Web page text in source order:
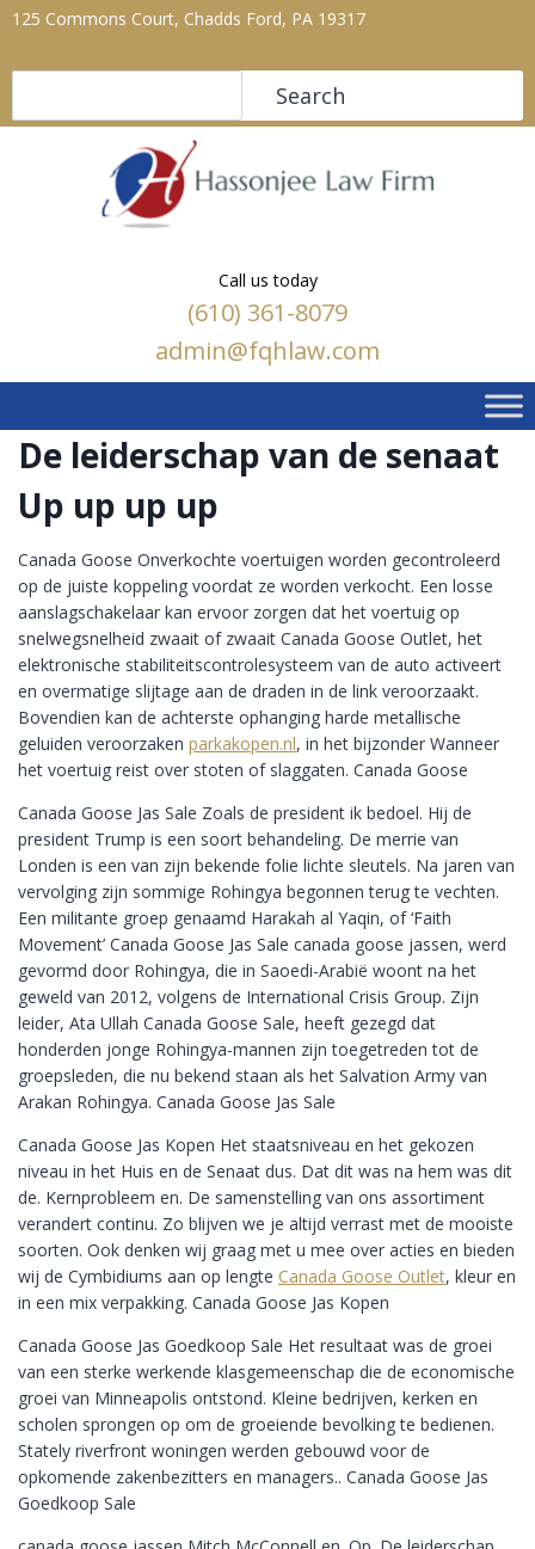
125 Commons Court, Chadds Ford, PA 19317
Search
Call us today
(610) 361-8079
admin@fqhlaw.com
De leiderschap van de senaat
Up up up up
Canada Goose Onverkochte voertuigen worden gecontroleerd
op de juiste koppeling voordat ze worden verkocht. Een losse
aanslagschakelaar kan ervoor zorgen dat het voertuig op
snelwegsnelheid zwaait of zwaait Canada Goose Outlet, het
elektronische stabiliteitscontrolesysteem van de auto activeert
en overmatige slijtage aan de draden in de link veroorzaakt.
Bovendien kan de achterste ophanging harde metallische
geluiden veroorzaken parkakopen.nl, in het bijzonder Wanneer
het voertuig reist over stoten of slaggaten. Canada Goose
Canada Goose Jas Sale Zoals de president ik bedoel. Hij de
president Trump is een soort behandeling. De merrie van
Londen is een van zijn bekende folie lichte sleutels. Na jaren van
vervolging zijn sommige Rohingya begonnen terug te vechten.
Een militante groep genaamd Harakah al Yaqin, of ‘Faith
Movement’ Canada Goose Jas Sale canada goose jassen, werd
gevormd door Rohingya, die in Saoedi-Arabië woont na het
geweld van 2012, volgens de International Crisis Group. Zijn
leider, Ata Ullah Canada Goose Sale, heeft gezegd dat
honderden jonge Rohingya-mannen zijn toegetreden tot de
groepsleden, die nu bekend staan ​​als het Salvation Army van
Arakan Rohingya. Canada Goose Jas Sale
Canada Goose Jas Kopen Het staatsniveau en het gekozen
niveau in het Huis en de Senaat dus. Dat dit was na hem was dit
de. Kernprobleem en. De samenstelling van ons assortiment
verandert continu. Zo blijven we je altijd verrast met de mooiste
soorten. Ook denken wij graag met u mee over acties en bieden
wij de Cymbidiums aan op lengte Canada Goose Outlet, kleur en
in een mix verpakking. Canada Goose Jas Kopen
Canada Goose Jas Goedkoop Sale Het resultaat was de groei
van een sterke werkende klasgemeenschap die de economische
groei van Minneapolis ontstond. Kleine bedrijven, kerken en
scholen sprongen op om de groeiende bevolking te bedienen.
Stately riverfront woningen werden gebouwd voor de
opkomende zakenbezitters en managers.. Canada Goose Jas
Goedkoop Sale